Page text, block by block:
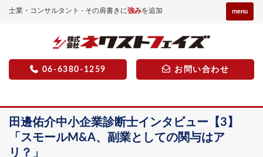
士業・コンサルタント - その肩書きに強みを追加 menu
06-6380-1259 お問い合わせ
田邊佑介中小企業診断士インタビュー【3】
「スモールM&A、副業としての関与はア
リ？」